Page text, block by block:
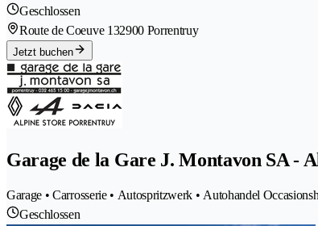
Geschlossen
Route de Coeuve 132900 Porrentruy
Jetzt buchen
Garage de la Gare J. Montavon SA -
Garage • Carrosserie • Autospritzwerk • Autohandel
Geschlossen